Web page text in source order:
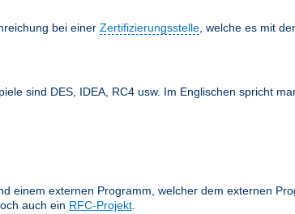
bei einer Zertifizierungsstelle , welche es mit
sind DES, IDEA, RC4 usw. Im Englischen spricht
einem externen Programm, welcher dem externen
auch ein RFC-Projekt